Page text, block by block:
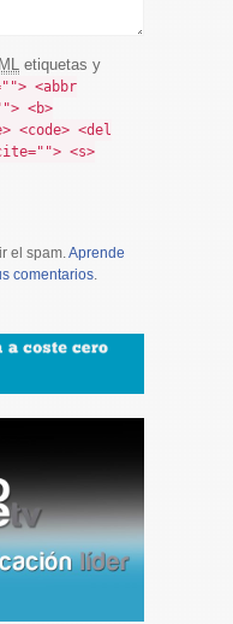
etiquetas y
<abbr
<b>
<code> <del
<s>
el spam.Aprende
comentarios.